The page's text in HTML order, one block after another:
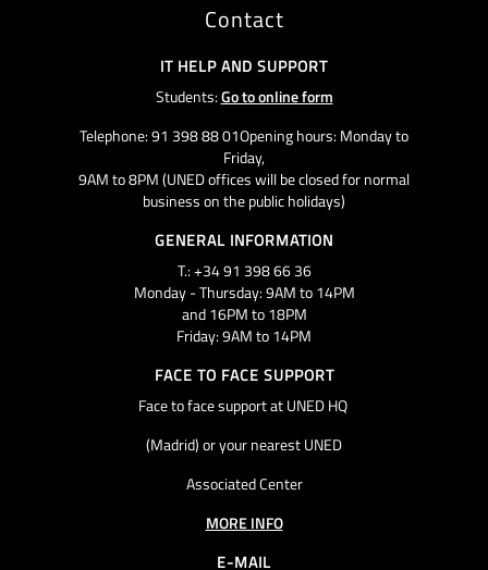
Contact
IT HELP AND SUPPORT
Students:Go to online form
Telephone: 91 398 88 01Opening hours: Monday to
Friday,
9AM to 8PM (UNED offices will be closed for normal
business on the public holidays)
GENERAL INFORMATION
T.: +34 91 398 66 36
Monday - Thursday: 9AM to 14PM
and 16PM to 18PM
Friday: 9AM to 14PM
FACE TO FACE SUPPORT
Face to face support at UNED HQ
(Madrid) or your nearest UNED
Associated Center
MORE INFO
E-MAIL